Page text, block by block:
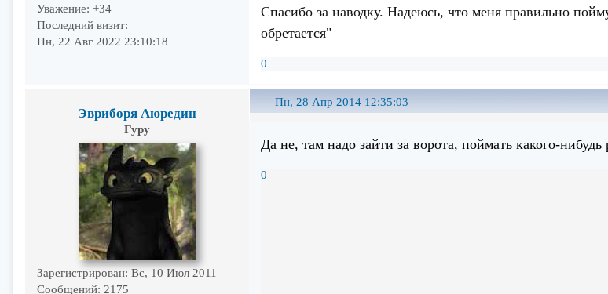
Уважение: +34
Последний визит:
Пн, 22 Авг 2022 23:10:18
Спасибо за наводку. Надеюсь, что меня правильно
обретается"
0
Пн, 28 Апр 2014 12:35:03
Эвриборя Аюредин
Гуру
Зарегистрирован: Вс, 10 Июл 2011
Сообщений: 2175
Да не, там надо зайти за ворота, поймать какого-нибудь
0